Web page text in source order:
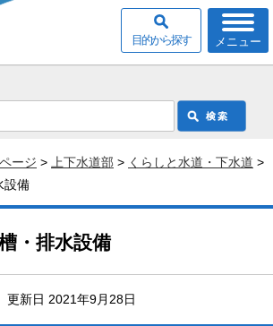
メニュー
目的から探す
ージ > 上下水道部 > くらしと水道・下水道 >
設備
・排水設備
新日 2021年9月28日